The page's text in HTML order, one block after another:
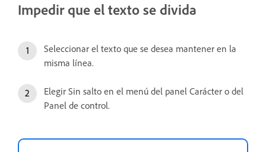
Impedir que el texto se divida
Seleccionar el texto que se desea mantener en la
misma línea.
Elegir Sin salto en el menú del panel Carácter o del
Panel de control.